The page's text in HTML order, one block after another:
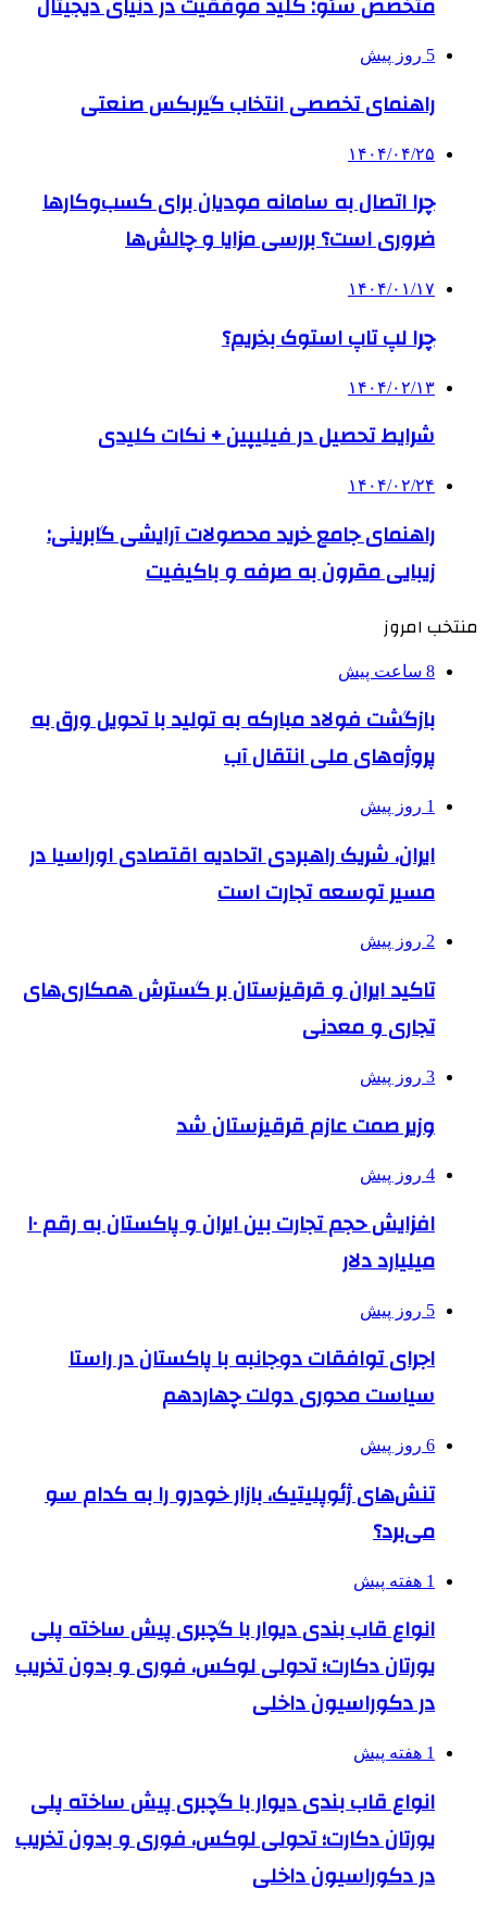
5 روز پیش
راهنمای تخصصی انتخاب گیربکس صنعتی
۱۴۰۴/۰۴/۲۵
چرا اتصال به سامانه مودیان برای کسب‌وکارها
ضروری است؟ بررسی مزایا و چالش‌ها
۱۴۰۴/۰۱/۱۷
چرا لپ تاپ استوک بخریم؟
۱۴۰۴/۰۲/۱۳
شرایط تحصیل در فیلیپین + نکات کلیدی
۱۴۰۴/۰۲/۲۴
راهنمای جامع خرید محصولات آرایشی گابرینی:
زیبایی مقرون به صرفه و باکیفیت
منتخب امروز
8 ساعت پیش
بازگشت فولاد مبارکه به تولید با تحویل ورق به
پروژه‌های ملی انتقال آب
1 روز پیش
ایران، شریک راهبردی اتحادیه اقتصادی اوراسیا در
مسیر توسعه تجارت است
2 روز پیش
تاکید ایران و قرقیزستان بر گسترش همکاری‌های
تجاری و معدنی
3 روز پیش
وزیر صمت عازم قرقیزستان شد
4 روز پیش
افزایش حجم تجارت بین ایران و پاکستان به رقم ۱۰
میلیارد دلار
5 روز پیش
اجرای توافقات دوجانبه با پاکستان در راستا
سیاست محوری دولت چهاردهم
6 روز پیش
تنش‌های ژئوپلیتیک، بازار خودرو را به کدام سو
می‌برد؟
1 هفته پیش
انواع قاب بندی دیوار با گچبری پیش ساخته پلی
یورتان دکارت؛ تحولی لوکس، فوری و بدون تخریب
در دکوراسیون داخلی
1 هفته پیش
انواع قاب بندی دیوار با گچبری پیش ساخته پلی
یورتان دکارت؛ تحولی لوکس، فوری و بدون تخریب
در دکوراسیون داخلی